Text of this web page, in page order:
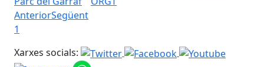
AnteriorSegüent
1
Xarxes socials: